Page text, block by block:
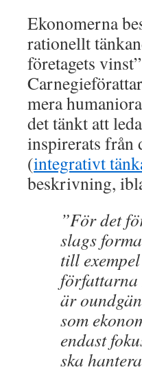
Ekonomerna
rationellt
företagets
mera
det tänkt att
inspirerats från
(integrativt
beskrivning,
”För det
slags
till
författarna
är
som
endast
ska